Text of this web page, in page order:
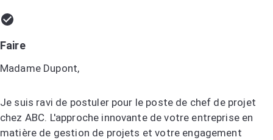
Faire
Madame Dupont,
Je suis ravi de postuler pour le poste de chef de projet
chez ABC. L'approche innovante de votre entreprise en
matière de gestion de projets et votre engagement